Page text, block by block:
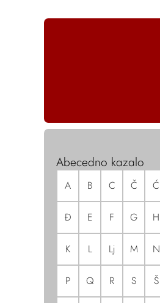
Abecedno kazalo
A B C Č Ć
Đ E F G H
K L Lj M N
P Q R S Š